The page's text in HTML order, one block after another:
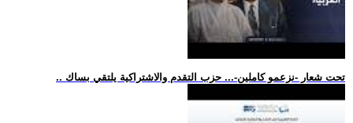
.. تحت شعار -نزعمو كاملين-... حزب التقدم والاشتراكية يلتقي بساك